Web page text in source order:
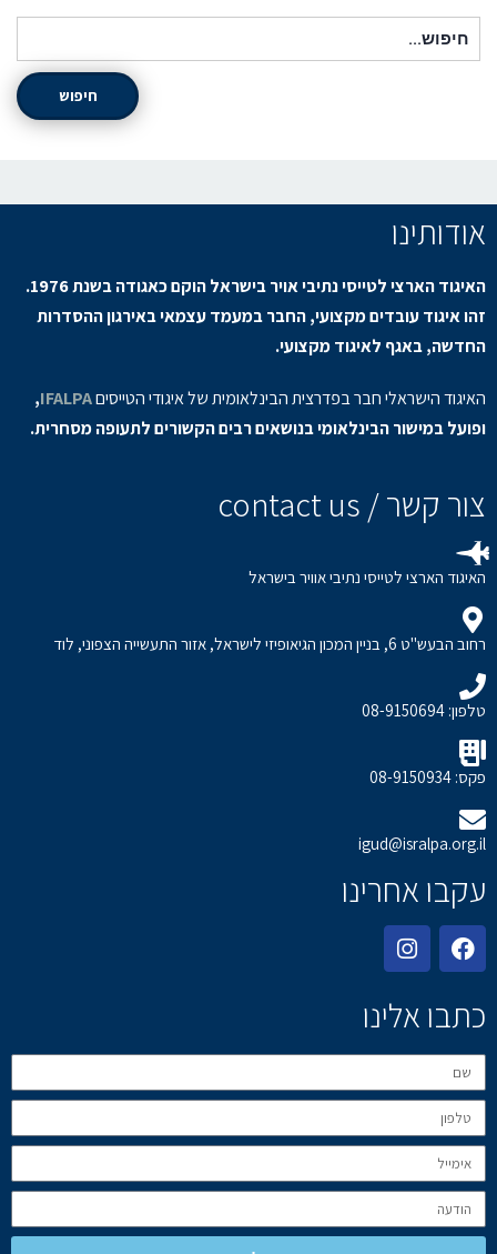
חיפוש
אודותינו
האיגוד הארצי לטייסי נתיבי אויר בישראל הוקם כאגודה בשנת 1976.
זהו איגוד עובדים מקצועי, החבר במעמד עצמאי באירגון ההסדרות
החדשה, באגף לאיגוד מקצועי.
האיגוד הישראלי חבר בפדרצית הבינלאומית של איגודי הטייסיםIFALPA
,
ופועל במישור הבינלאומי בנושאים רבים הקשורים לתעופה מסחרית.
צור קשר / contact us
האיגוד הארצי לטייסי נתיבי אוויר בישראל
רחוב הבעש"ט 6, בניין המכון הגיאופיזי לישראל, אזור התעשייה הצפוני, לוד
טלפון: 08-9150694
פקס: 08-9150934
igud@isralpa.org.il
עקבו אחרינו
כתבו אלינו